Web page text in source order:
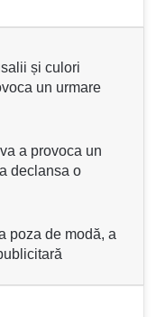
și culori
un urmare
a provoca un
declansa o
poza de modă, a